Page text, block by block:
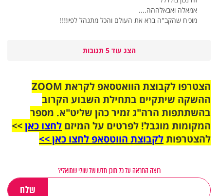
מוכיח שהקב"ה ברא את העולם והכל מתנהל לפיו!!!!
הצג עוד 5 תגובות
הצטרפו לקבוצת הוואטסאפ לקראת ZOOM
ההשקה שיתקיים בתחילת השבוע הקרוב
בהשתתפות הרה"ג זמיר כהן שליט"א. מספר
המקומות מוגבל! לפרטים על המיזם לחצו כאן>>
להצטרפותלקבוצת הווטסאפ לחצו כאן >>
רוצה התראה על כל תוכן חדש של שולי שמואלי?